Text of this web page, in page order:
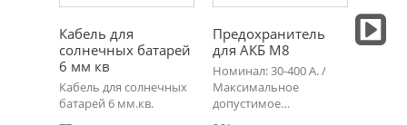
Кабель для
солнечных батарей
6 мм кв
Кабель для солнечных
батарей 6 мм.кв.
Предохранитель
для АКБ М8
Номинал: 30-400 А. /
Максимальное
допустимое…